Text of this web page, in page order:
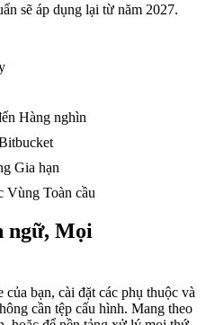
sẽ áp dụng lại từ năm 2027.
Hàng nghìn
Gia hạn
Vùng Toàn cầu
ngữ, Mọi
bạn, cài đặt các phụ thuộc và
cần tệp cấu hình. Mang theo